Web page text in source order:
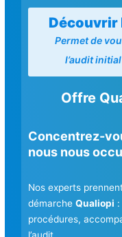
Découvrir
Permet de
l’audit
Offre
Concentrez-
nous nous
Nos experts
démarcheQualiopi
procédures,